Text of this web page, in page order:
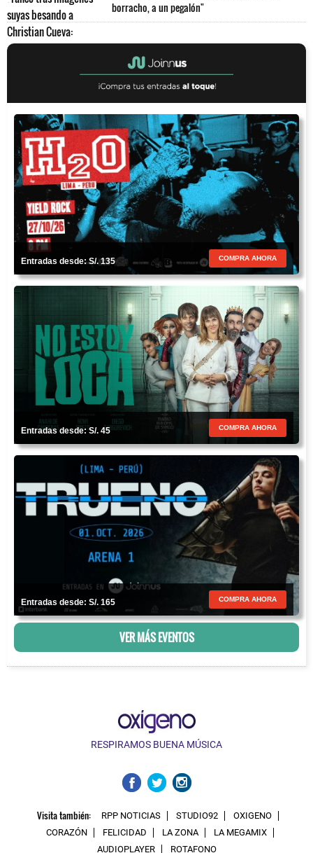
borracho, a un pegalón"
Entradas desde: S/. 135 COMPRA AHORA
Entradas desde: S/. 45 COMPRA AHORA
Entradas desde: S/. 165 COMPRA AHORA
VER MÁS EVENTOS
RESPIRAMOS BUENA MÚSICA
Visita también: RPP NOTICIAS STUDIO92
OXIGENO
CORAZÓN
FELICIDAD LA ZONA
LA MEGAMIX
AUDIOPLAYER
ROTAFONO